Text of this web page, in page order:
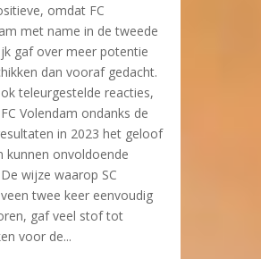
omdat FC
met name in de tweede
gaf over meer potentie
dan vooraf gedacht.
teleurgestelde reacties,
Volendam ondanks de
in 2023 het geloof
kunnen onvoldoende
wijze waarop SC
twee keer eenvoudig
gaf veel stof tot
voor de...